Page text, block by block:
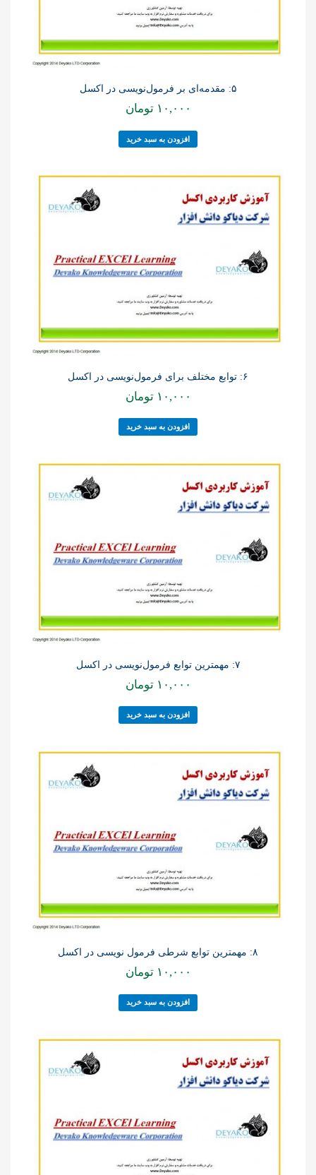
۵: مقدمه‌ای بر فرمول‌نویسی در اکسل
۱۰,۰۰۰ تومان
افزودن به سبد خرید
۶: توابع مختلف برای فرمول‌نویسی در اکسل
۱۰,۰۰۰ تومان
افزودن به سبد خرید
۷: مهمترین توابع فرمول‌نویسی در اکسل
۱۰,۰۰۰ تومان
افزودن به سبد خرید
۸: مهمترین توابع شرطی فرمول نویسی در اکسل
۱۰,۰۰۰ تومان
افزودن به سبد خرید